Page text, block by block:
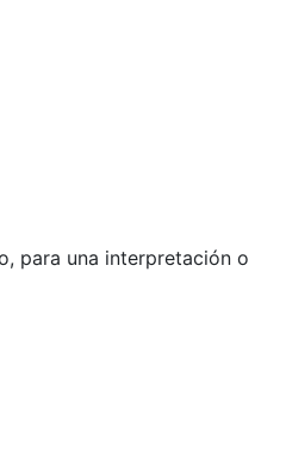
para una interpretación o